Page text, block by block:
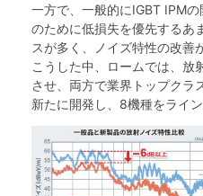
一方で、一般的にIGBT IPM
のために低損失を優先するあ
スが多く、ノイズ特性の改善
こうした中、ロームでは、放
させ、両方で業界トップクラ
新たに開発し、8機種をライン